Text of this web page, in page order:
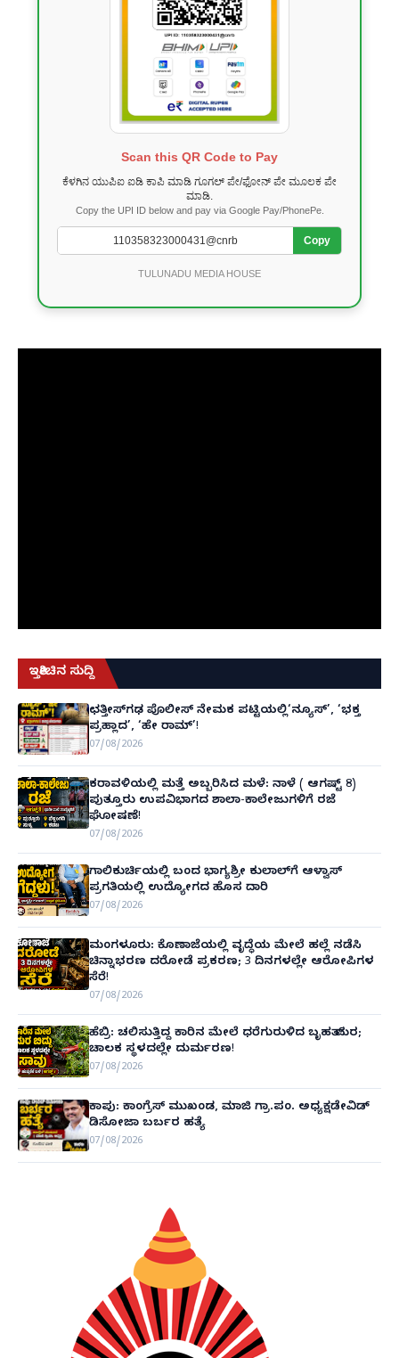
Scan this QR Code to Pay
ಕೆಳಗಿನ ಯುಪಿಐ ಐಡಿ ಕಾಪಿ ಮಾಡಿ ಗೂಗಲ್ ಪೇ/ಫೋನ್ ಪೇ ಮೂಲಕ ಪೇ
ಮಾಡಿ.
Copy the UPI ID below and pay via Google Pay/PhonePe.
Copy
TULUNADU MEDIA HOUSE
ಇತ್ತೀಚಿನ ಸುದ್ದಿ
ಛತ್ತೀಸ್‌ಗಢ ಪೊಲೀಸ್ ನೇಮಕ ಪಟ್ಟಿಯಲ್ಲಿ‘ನ್ಯೂಸ್’, ‘ಭಕ್ತ
ಪ್ರಹ್ಲಾದ’, ‘ಹೇ ರಾಮ್’!
07/08/2026
ಕರಾವಳಿಯಲ್ಲಿ ಮತ್ತೆ ಅಬ್ಬರಿಸಿದ ಮಳೆ: ನಾಳೆ ( ಆಗಷ್ಟ್ 8)
ಪುತ್ತೂರು ಉಪವಿಭಾಗದ ಶಾಲಾ-ಕಾಲೇಜುಗಳಿಗೆ ರಜೆ
ಘೋಷಣೆ!
07/08/2026
ಗಾಲಿಕುರ್ಚಿಯಲ್ಲಿ ಬಂದ ಭಾಗ್ಯಶ್ರೀ ಕುಲಾಲ್‌ಗೆ ಆಳ್ವಾಸ್
ಪ್ರಗತಿಯಲ್ಲಿ ಉದ್ಯೋಗದ ಹೊಸ ದಾರಿ
07/08/2026
ಮಂಗಳೂರು: ಕೊಣಾಜೆಯಲ್ಲಿ ವೃದ್ಧೆಯ ಮೇಲೆ ಹಲ್ಲೆ ನಡೆಸಿ
ಚಿನ್ನಾಭರಣ ದರೋಡೆ ಪ್ರಕರಣ; 3 ದಿನಗಳಲ್ಲೇ ಆರೋಪಿಗಳ
ಸೆರೆ!
07/08/2026
ಹೆಬ್ರಿ: ಚಲಿಸುತ್ತಿದ್ದ ಕಾರಿನ ಮೇಲೆ ಧರೆಗುರುಳಿದ ಬೃಹತ್ ಮರ;
ಚಾಲಕ ಸ್ಥಳದಲ್ಲೇ ದುರ್ಮರಣ!
07/08/2026
ಕಾಪು: ಕಾಂಗ್ರೆಸ್ ಮುಖಂಡ, ಮಾಜಿ ಗ್ರಾ.ಪಂ. ಅಧ್ಯಕ್ಷಡೇವಿಡ್
ಡಿಸೋಜಾ ಬರ್ಬರ ಹತ್ಯೆ
07/08/2026